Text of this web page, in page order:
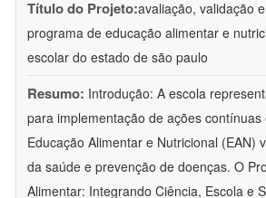
Título do Projeto:avaliação, validação
programa de educação alimentar e
escolar do estado de são paulo
Resumo: Introdução: A escola
para implementação de ações
Educação Alimentar e Nutricional (EAN)
da saúde e prevenção de doenças. O
Alimentar: Integrando Ciência, Escola e